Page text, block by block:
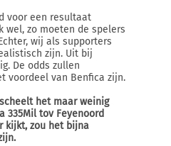
voor een resultaat
wel, zo moeten de spelers
wij als supporters
zijn. Uit bij
De odds zullen
voordeel van Benfica zijn.
het maar weinig
335Mil tov Feyenoord
kijkt, zou het bijna